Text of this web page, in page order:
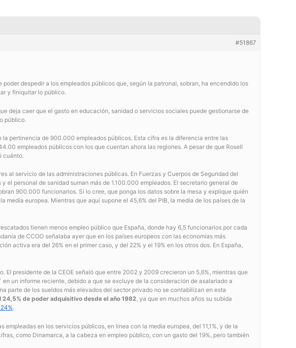
#51867
despedir a los empleados públicos que, según la patronal, sobran, ha encendido los
y finiquitar lo público.
deja caer que el gasto en educación, sanidad o servicios sociales puede gestionarse de
público.
pertinencia de 900.000 empleados públicos. Esta cifra es la diferencia entre las
empleados públicos con los que cuentan ahora las regiones. A pesar de que Rosell
cuánto.
al servicio de las administraciones públicas. En Fuerzas y Cuerpos de Seguridad del
personal de sanidad suman más de 1.100.000 empleados. El secretario general de
900.000 funcionarios. Si lo cree, que ponga los datos sobre la mesa y explique quién
europea. Mientras que aquí supone el 45,6% del PIB, la media de los países de la
tienen menos empleo público que España, donde hay 6,5 funcionarios por cada
de CCOO señalaba ayer que en los países europeos con las economías más
activa era del 26% en el primer caso, y del 22% y el 19% en los otros dos. En España,
presidente de la CEOE señaló que entre 2002 y 2009 crecieron un 5,6%, mientras que
un informe reciente, debido a que se excluye de la consideración de asalariado a
parte de los sueldos más elevados del sector privado no se contabilizan en esta
de poder adquisitivo desde el año 1982, ya que en muchos años su subida
.
en los servicios públicos, en línea con la media europea, del 11,1%, y de la
como Dinamarca, a la cabeza en empleo público, con un gasto del 19%, pero también